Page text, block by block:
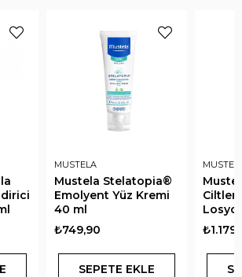
MUSTELA
Mustela Stelatopia®
Emolyent Yüz Kremi
40 ml
₺749,90
SEPETE EKLE
Ciltler